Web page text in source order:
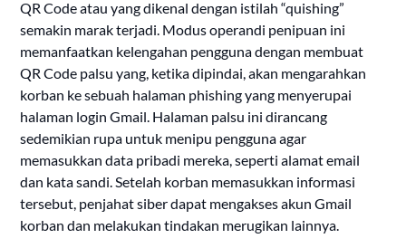
QR Code atau yang dikenal dengan istilah “quishing”
semakin marak terjadi. Modus operandi penipuan ini
memanfaatkan kelengahan pengguna dengan membuat
QR Code palsu yang, ketika dipindai, akan mengarahkan
korban ke sebuah halaman phishing yang menyerupai
halaman login Gmail. Halaman palsu ini dirancang
sedemikian rupa untuk menipu pengguna agar
memasukkan data pribadi mereka, seperti alamat email
dan kata sandi. Setelah korban memasukkan informasi
tersebut, penjahat siber dapat mengakses akun Gmail
korban dan melakukan tindakan merugikan lainnya.